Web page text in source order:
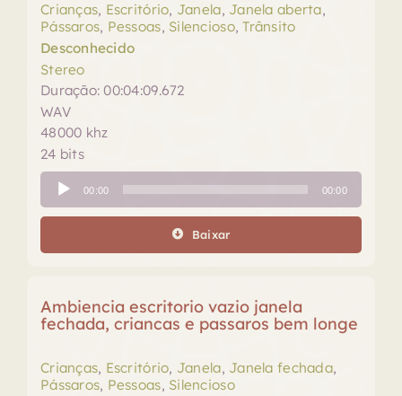
Crianças, Escritório, Janela, Janela aberta,
Pássaros, Pessoas, Silencioso,Trânsito
Desconhecido
Stereo
Duração: 00:04:09.672
WAV
48000 khz
24 bits
Tocador
de
áudio
00:00 00:00
Baixar
Ambiencia escritorio vazio janela
fechada, criancas e passaros bem longe
Crianças, Escritório, Janela, Janela fechada,
Pássaros, Pessoas, Silencioso